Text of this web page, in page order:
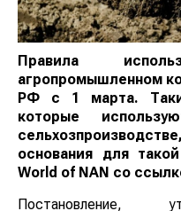
Правила
агропромышленном
РФ с 1 марта.
которые
основания для
World of NAN со
Постановление,